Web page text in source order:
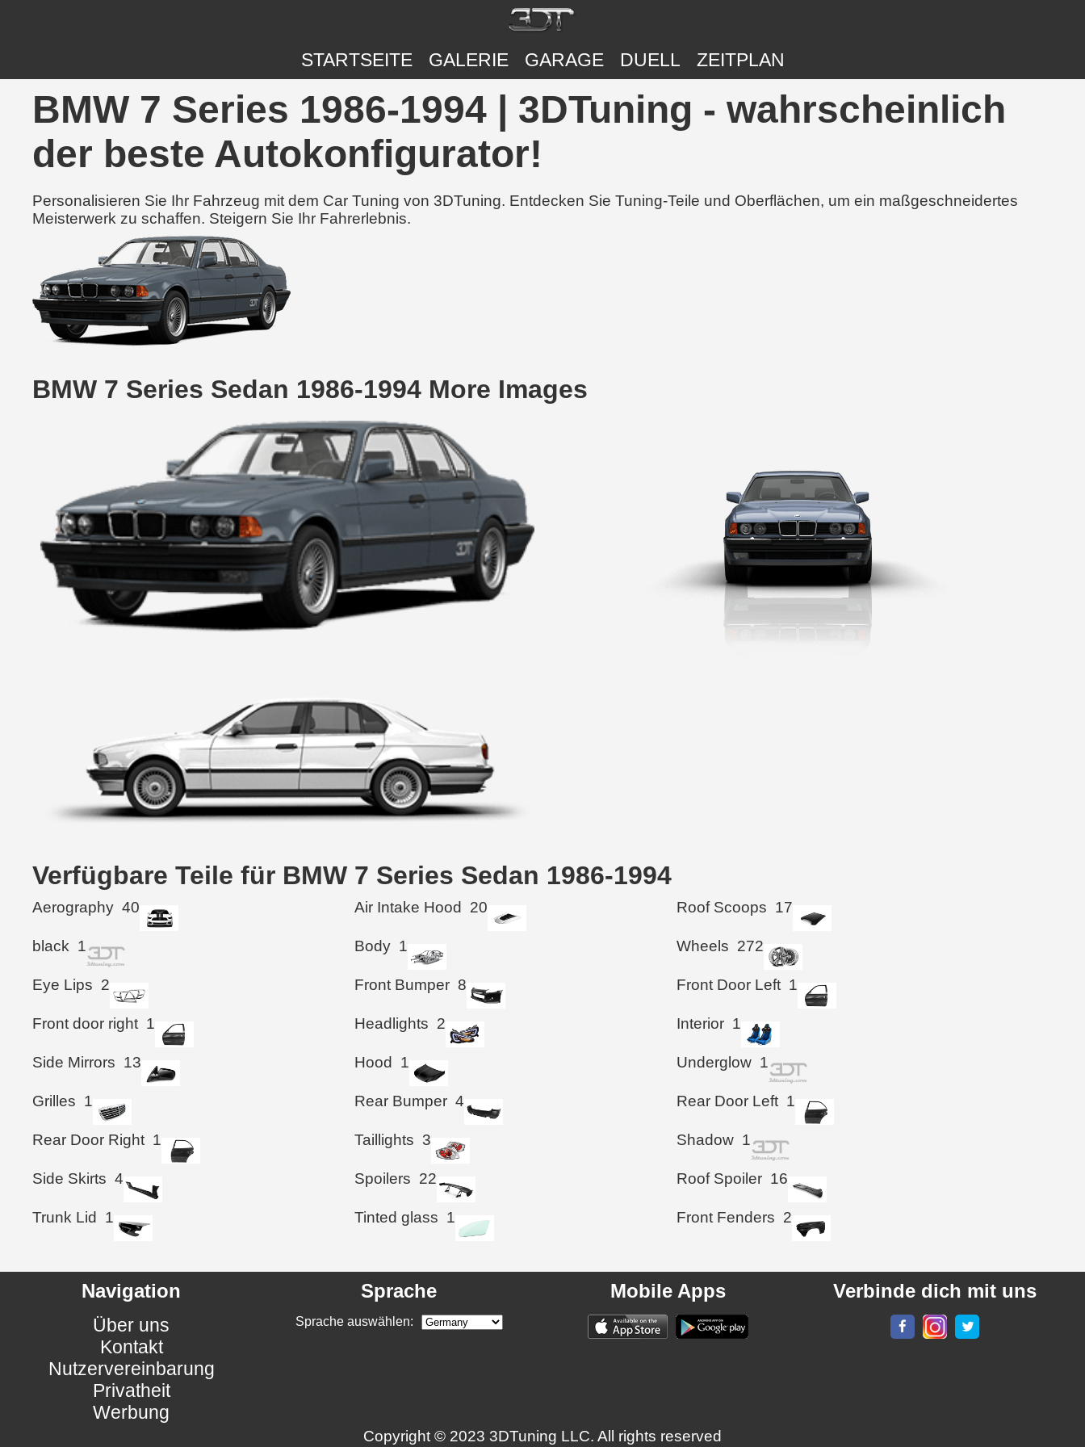
STARTSEITE GALERIE GARAGE DUELL ZEITPLAN
BMW 7 Series 1986-1994 | 3DTuning - wahrscheinlich
der beste Autokonfigurator!
Personalisieren Sie Ihr Fahrzeug mit dem Car Tuning von 3DTuning. Entdecken Sie Tuning-Teile und Oberflächen, um ein maßgeschneidertes
Meisterwerk zu schaffen. Steigern Sie Ihr Fahrerlebnis.
BMW 7 Series Sedan 1986-1994 More Images
Verfügbare Teile für BMW 7 Series Sedan 1986-1994
Aerography 40 Air Intake Hood 20 Roof Scoops 17
black 1 Body 1 Wheels 272
Eye Lips 2 Front Bumper 8 Front Door Left 1
Front door right 1 Headlights 2 Interior 1
Side Mirrors 13 Hood 1 Underglow 1
Grilles 1 Rear Bumper 4 Rear Door Left 1
Rear Door Right 1 Taillights 3 Shadow 1
Side Skirts 4 Spoilers 22 Roof Spoiler 16
Trunk Lid 1 Tinted glass 1 Front Fenders 2
Navigation
Über uns
Kontakt
Nutzervereinbarung
Privatheit
Werbung
Sprache
Sprache auswählen:
Mobile Apps Verbinde dich mit uns
Copyright © 2023 3DTuning LLC. All rights reserved